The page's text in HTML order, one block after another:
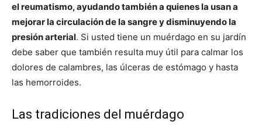
el reumatismo, ayudando también a quienes la usan a
mejorar la circulación de la sangre y disminuyendo la
presión arterial. Si usted tiene un muérdago en su jardín
debe saber que también resulta muy útil para calmar los
dolores de calambres, las úlceras de estómago y hasta
las hemorroides.
Las tradiciones del muérdago